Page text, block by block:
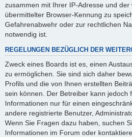
zusammen mit Ihrer IP-Adresse und
übermittelter Browser-Kennung zu
Gefahrenabwehr oder zur rechtlichen
notwendig ist.
REGELUNGEN BEZÜGLICH DER
Zweck eines Boards ist es, einen
zu ermöglichen. Sie sind sich daher
Profils und die von Ihnen erstellten
sein können. Der Betreiber kann jedoch
Informationen nur für einen
andere registrierte Benutzer,
Wenn Sie Fragen dazu haben, suchen
Informationen im Forum oder